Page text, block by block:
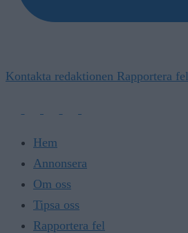
Kontakta redaktionen Rapportera fel
Hem
Annonsera
Om oss
Tipsa oss
Rapportera fel